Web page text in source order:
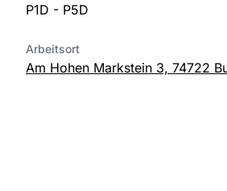
P1D - P5D
Arbeitsort
Am Hohen Markstein 3, 74722